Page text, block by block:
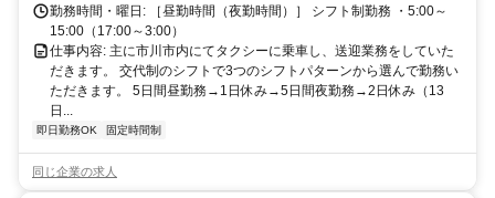
勤務時間・曜日: ［昼勤時間（夜勤時間）］ シフト制勤務 ・5:00～
15:00（17:00～3:00）
仕事内容: 主に市川市内にてタクシーに乗車し、送迎業務をしていた
だきます。 交代制のシフトで3つのシフトパターンから選んで勤務い
ただきます。 5日間昼勤務→1日休み→5日間夜勤務→2日休み（13
日...
即日勤務OK 固定時間制
同じ企業の求人